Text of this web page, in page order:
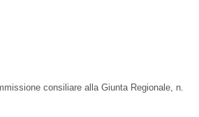
consiliare alla Giunta Regionale, n.